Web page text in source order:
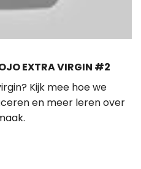
EXTRA VIRGIN #2
Kijk mee hoe we
en meer leren over